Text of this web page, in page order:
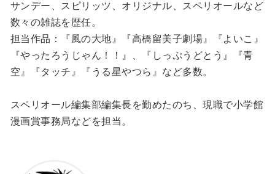
サンデー、スピリッツ、オリジナル、スペリオールなど
数々の雑誌を歴任。
担当作品：『風の大地』『高橋留美子劇場』『よいこ』
『やったろうじゃん！！』、『しっぷうどとう』『青
空』『タッチ』『うる星やつら』など多数。
スペリオール編集部編集長を勤めたのち、現職で小学館
漫画賞事務局などを担当。